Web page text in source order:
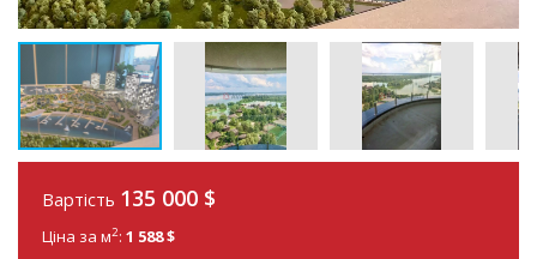
Вартість 135 000 $
Ціна за м2: 1 588 $